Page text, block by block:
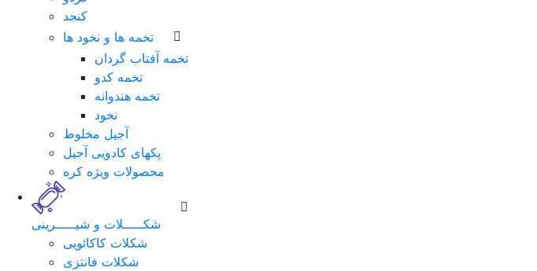
کنجد
تخمه ها و نخود ها
تخمه آفتاب گردان
تخمه کدو
تخمه هندوانه
نخود
آجیل مخلوط
پکهای کادویی آجیل
محصولات ویژه کره
شکـــــلات و شیـــــرینی
شکلات کاکائویی
شکلات فانتزی
لطفا
برای
ورود
فرم
تکمیل
نمایید.